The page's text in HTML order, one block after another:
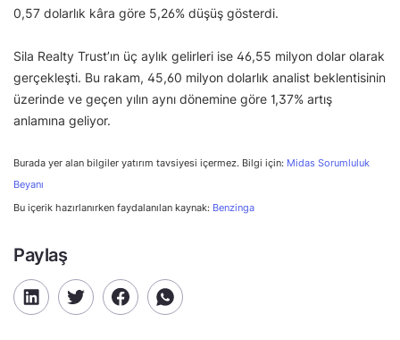
0,57 dolarlık kâra göre 5,26% düşüş gösterdi.
Sila Realty Trust’ın üç aylık gelirleri ise 46,55 milyon dolar olarak
gerçekleşti. Bu rakam, 45,60 milyon dolarlık analist beklentisinin
üzerinde ve geçen yılın aynı dönemine göre 1,37% artış
anlamına geliyor.
Burada yer alan bilgiler yatırım tavsiyesi içermez. Bilgi için: Midas Sorumluluk
Beyanı
Bu içerik hazırlanırken faydalanılan kaynak: Benzinga
Paylaş